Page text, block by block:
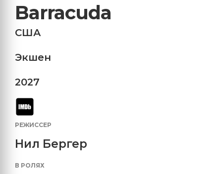
Barracuda
США
Экшен
2027
РЕЖИССЕР
Нил Бергер
В РОЛЯХ